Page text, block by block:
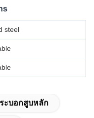
steel
ะบอกสูบหลัก